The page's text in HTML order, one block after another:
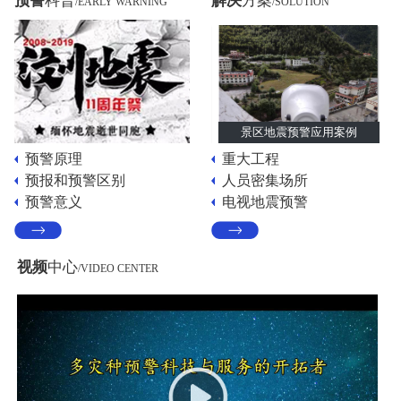
预警原理
预报和预警区别
预警意义
景区地震预警应用案例
重大工程
人员密集场所
电视地震预警
视频中心/VIDEO CENTER